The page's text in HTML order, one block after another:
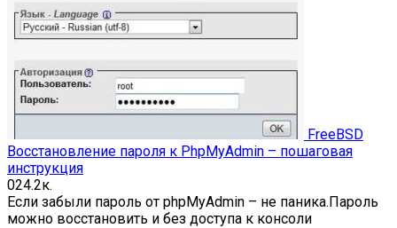
FreeBSD
Восстановление пароля к PhpMyAdmin – пошаговая
инструкция
024.2к.
Если забыли пароль от phpMyAdmin – не паника.Пароль
можно восстановить и без доступа к консоли